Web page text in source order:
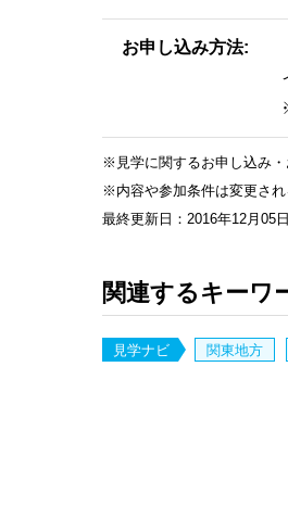
お申し込み方法
※見学に関するお申し込み
※内容や参加条件は変更さ
最終更新日：2016年12月05
関連するキーワ
見学ナビ 関東地方